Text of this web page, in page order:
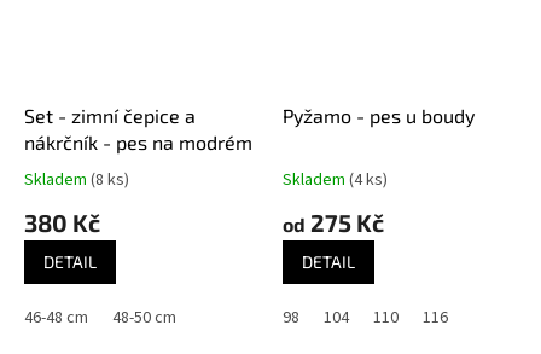
Set - zimní čepice a
nákrčník - pes na modrém
Skladem (8 ks)
380 Kč
DETAIL
46-48 cm 48-50 cm
Pyžamo - pes u boudy
Skladem (4 ks)
od 275 Kč
DETAIL
98 104 110 116